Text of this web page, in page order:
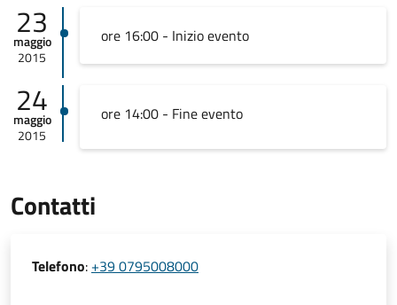
23
maggio
2015
ore 16:00 - Inizio evento
24
maggio
2015
ore 14:00 - Fine evento
Contatti
Telefono: +39 0795008000